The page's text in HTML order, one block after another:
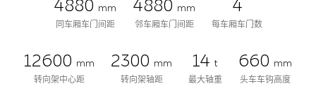
4880 mm
同车厢车门间距
4880 mm
邻车厢车门间距
4
每车厢车门数
12600 mm
转向架中心距
2300 mm
转向架轴距
14 t
最大轴重
660 mm
头车车钩高度